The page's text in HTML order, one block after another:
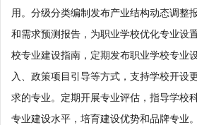
用。分级分类编制发布产业结构动态调整
和需求预测报告，为职业学校优化专业设
校专业建设指南，定期发布职业学校专业
入、政策项目引导等方式，支持学校开设
求的专业。定期开展专业评估，指导学校
专业建设水平，培育建设优势和品牌专业。